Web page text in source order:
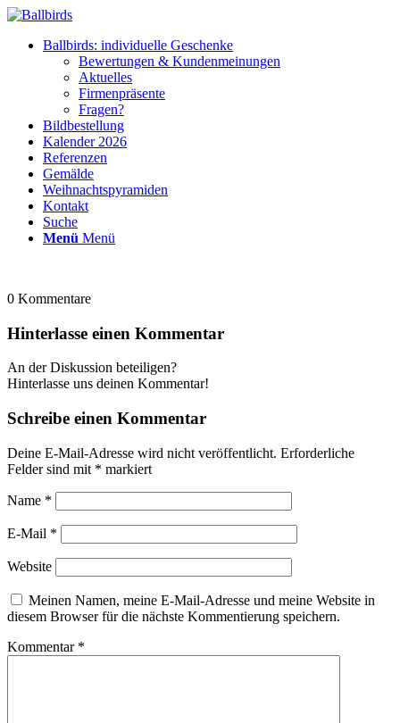
Ballbirds: individuelle Geschenke
Bewertungen & Kundenmeinungen
Aktuelles
Firmenpräsente
Fragen?
Bildbestellung
Kalender 2026
Referenzen
Gemälde
Weihnachtspyramiden
Kontakt
Suche
Menü Menü
0 Kommentare
Hinterlasse einen Kommentar
An der Diskussion beteiligen?
Hinterlasse uns deinen Kommentar!
Schreibe einen Kommentar
Deine E-Mail-Adresse wird nicht veröffentlicht. Erforderliche
Felder sind mit * markiert
Name *
E-Mail *
Website
Meinen Namen, meine E-Mail-Adresse und meine Website in
diesem Browser für die nächste Kommentierung speichern.
Kommentar *